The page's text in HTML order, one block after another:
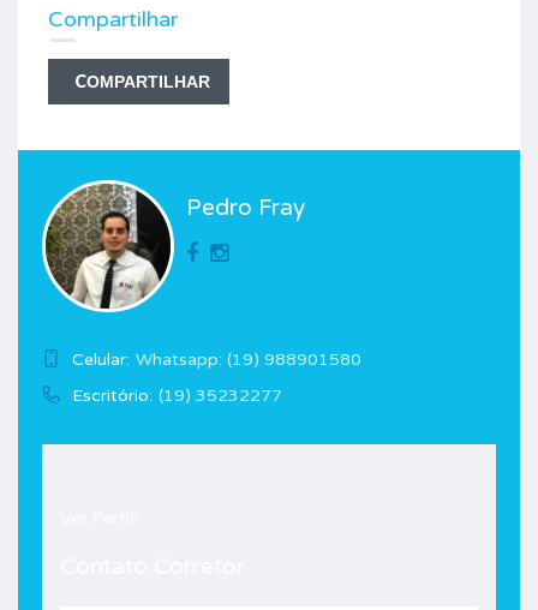
Compartilhar
COMPARTILHAR
Pedro Fray
Celular: Whatsapp: (19) 988901580
Escritório: (19) 35232277